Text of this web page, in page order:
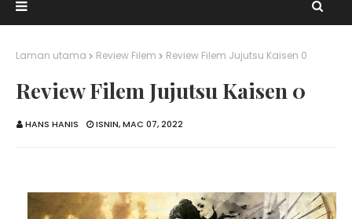
Laman utama Review Filem Review Filem Jujutsu Kaisen 0
Review Filem Jujutsu Kaisen 0
HANS HANIS ISNIN, MAC 07, 2022